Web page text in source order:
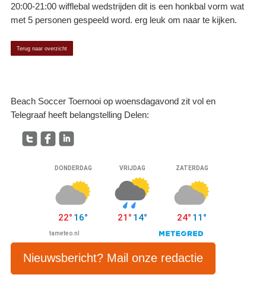
20:00-21:00 wifflebal wedstrijden dit is een honkbal vorm wat
met 5 personen gespeeld word. erg leuk om naar te kijken.
Terug naar overzicht
Beach Soccer Toernooi op woensdagavond zit vol en
Telegraaf heeft belangstelling Delen:
Nieuwsbericht? Mail onze redactie